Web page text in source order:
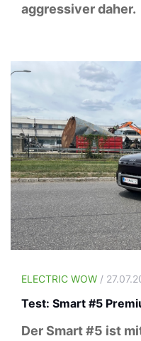
aggressiver daher.
ELECTRIC WOW /
Test: Smart #5
Der Smart #5 ist